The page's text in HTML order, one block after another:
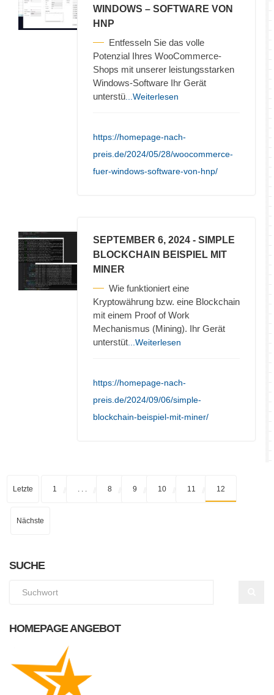
WINDOWS – SOFTWARE VON
HNP
Entfesseln Sie das volle
Potenzial Ihres WooCommerce-
Shops mit unserer leistungsstarken
Windows-Software Ihr Gerät
unterstü ...Weiterlesen
https://homepage-nach-
preis.de/2024/05/28/woocommerce-
fuer-windows-software-von-hnp/
SEPTEMBER 6, 2024 - SIMPLE
BLOCKCHAIN BEISPIEL MIT
MINER
Wie funktioniert eine
Kryptowährung bzw. eine Blockchain
mit einem Proof of Work
Mechanismus (Mining). Ihr Gerät
unterstüt ...Weiterlesen
https://homepage-nach-
preis.de/2024/09/06/simple-
blockchain-beispiel-mit-miner/
Letzte 1 8 9 10 11 12
Nächste
SUCHE
HOMEPAGE ANGEBOT